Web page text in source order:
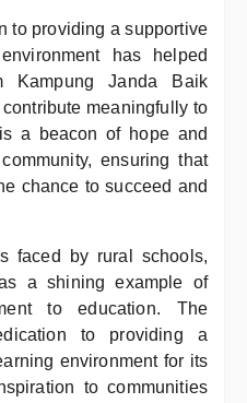
to providing a supportive
has helped
Kampung Janda Baik
meaningfully to
a beacon of hope and
ensuring that
chance to succeed and
faced by rural schools,
a shining example of
to education. The
to providing a
environment for its
to communities